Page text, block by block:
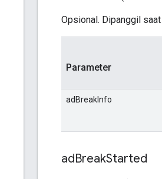
Opsional. Dipanggil
Parameter
adBreakInfo
adBreakStarted